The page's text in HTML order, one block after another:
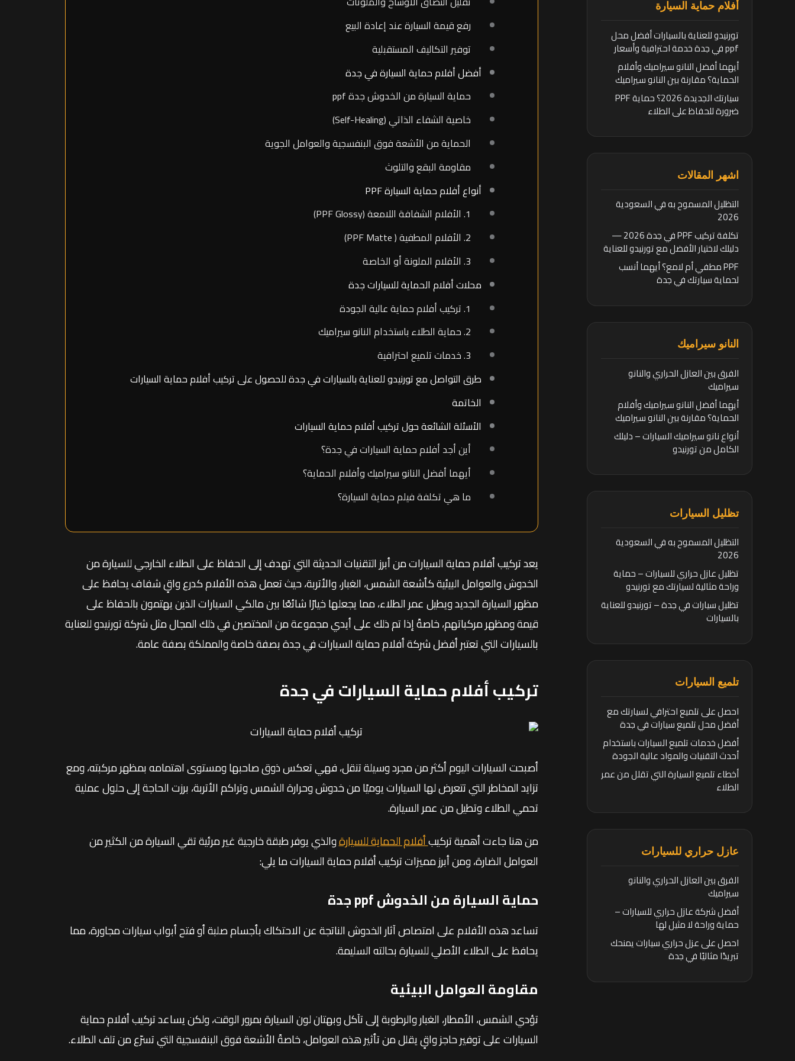
أفلام حماية السيارة
تورنيدو للعناية بالسيارات أفضل محل
ppf في جدة خدمة احترافية وأسعار
تنافسية
أيهما أفضل النانو سيراميك وأفلام
الحماية؟ مقارنة بين النانو سيراميك
وأفلام الحماية سيارتك الجديدة 2026؟ حماية PPF
ضرورة للحفاظ على الطلاء
اشهر المقالات
التظليل المسموح به في السعودية
2026
تكلفة تركيب PPF في جدة 2026 —
دليلك لاختيار الأفضل مع تورنيدو للعناية
بالسياراتPPF مطفي أم لامع؟ أيهما أنسب
لحماية سيارتك في جدة
النانو سيراميك
الفرق بين العازل الحراري والنانو
سيراميك
أيهما أفضل النانو سيراميك وأفلام
الحماية؟ مقارنة بين النانو سيراميك
وأفلام الحماية
أنواع نانو سيراميك السيارات – دليلك
الكامل من تورنيدو
تظليل السيارات
التظليل المسموح به في السعودية
2026
تظليل عازل حراري للسيارات – حماية
وراحة مثالية لسيارتك مع تورنيدو
تظليل سيارات في جدة – تورنيدو للعناية
بالسيارات
تلميع السيارات
احصل على تلميع احترافي لسيارتك مع
أفضل محل تلميع سيارات في جدة
أفضل خدمات تلميع السيارات باستخدام
أحدث التقنيات والمواد عالية الجودة
أخطاء تلميع السيارة التي تقلل من عمر
الطلاء
عازل حراري للسيارات
الفرق بين العازل الحراري والنانو
سيراميك
أفضل شركة عازل حراري للسيارات –
حماية وراحة لا مثيل لها
احصل على عزل حراري سيارات يمنحك
تبريدًا مثاليًا في جدة
رفع قيمة السيارة عند إعادة البيع
توفير التكاليف المستقبلية
أفضل أفلام حماية السيارة في جدة
حماية السيارة من الخدوش جدة ppf
خاصية الشفاء الذاتي (Self-Healing)
الحماية من الأشعة فوق البنفسجية والعوامل الجوية
مقاومة البقع والتلوث
أنواع أفلام حماية السيارة PPF
1. الأفلام الشفافة اللامعة (PPF Glossy)
2. الأفلام المطفية ( PPF Matte)
3. الأفلام الملونة أو الخاصة
محلات أفلام الحماية للسيارات جدة
1. تركيب أفلام حماية عالية الجودة
2. حماية الطلاء باستخدام النانو سيراميك
3. خدمات تلميع احترافية
طرق التواصل مع تورنيدو للعناية بالسيارات في جدة للحصول على تركيب أفلام حماية السيارات
الخاتمة
الأسئلة الشائعة حول تركيب أفلام حماية السيارات
أين أجد أفلام حماية السيارات في جدة؟
أيهما أفضل النانو سيراميك وأفلام الحماية؟
ما هي تكلفة فيلم حماية السيارة؟
يعد تركيب أفلام حماية السيارات من أبرز التقنيات الحديثة التي تهدف إلى الحفاظ على الطلاء الخارجي للسيارة من
الخدوش والعوامل البيئية كأشعة الشمس، الغبار، والأتربة، حيث تعمل هذه الأفلام كدرع واقٍ شفاف يحافظ على
مظهر السيارة الجديد ويطيل عمر الطلاء، مما يجعلها خيارًا شائعًا بين مالكي السيارات الذين يهتمون بالحفاظ على
قيمة ومظهر مركباتهم، خاصةً إذا تم ذلك على أيدي مجموعة من المختصين في ذلك المجال مثل شركة تورنيدو للعناية
بالسيارات التي تعتبر أفضل شركة أفلام حماية السيارات في جدة بصفة خاصة والمملكة بصفة عامة.
تركيب أفلام حماية السيارات في جدة
أصبحت السيارات اليوم أكثر من مجرد وسيلة تنقل، فهي تعكس ذوق صاحبها ومستوى اهتمامه بمظهر مركبته، ومع
تزايد المخاطر التي تتعرض لها السيارات يوميًا من خدوش وحرارة الشمس وتراكم الأتربة، برزت الحاجة إلى حلول عملية
تحمي الطلاء وتطيل من عمر السيارة.
من هنا جاءت أهمية تركيبأفلام الحماية للسيارةوالذي يوفر طبقة خارجية غير مرئية تقي السيارة من الكثير من
العوامل الضارة، ومن أبرز مميزات تركيب أفلام حماية السيارات ما يلي:
حماية السيارة من الخدوش ppf جدة
تساعد هذه الأفلام على امتصاص آثار الخدوش الناتجة عن الاحتكاك بأجسام صلبة أو فتح أبواب سيارات مجاورة، مما
يحافظ على الطلاء الأصلي للسيارة بحالته السليمة.
مقاومة العوامل البيئية
تؤدي الشمس، الأمطار، الغبار والرطوبة إلى تآكل وبهتان لون السيارة بمرور الوقت، ولكن يساعد تركيب أفلام حماية
السيارات على توفير حاجز واقٍ يقلل من تأثير هذه العوامل، خاصةً الأشعة فوق البنفسجية التي تسرّع من تلف الطلاء.